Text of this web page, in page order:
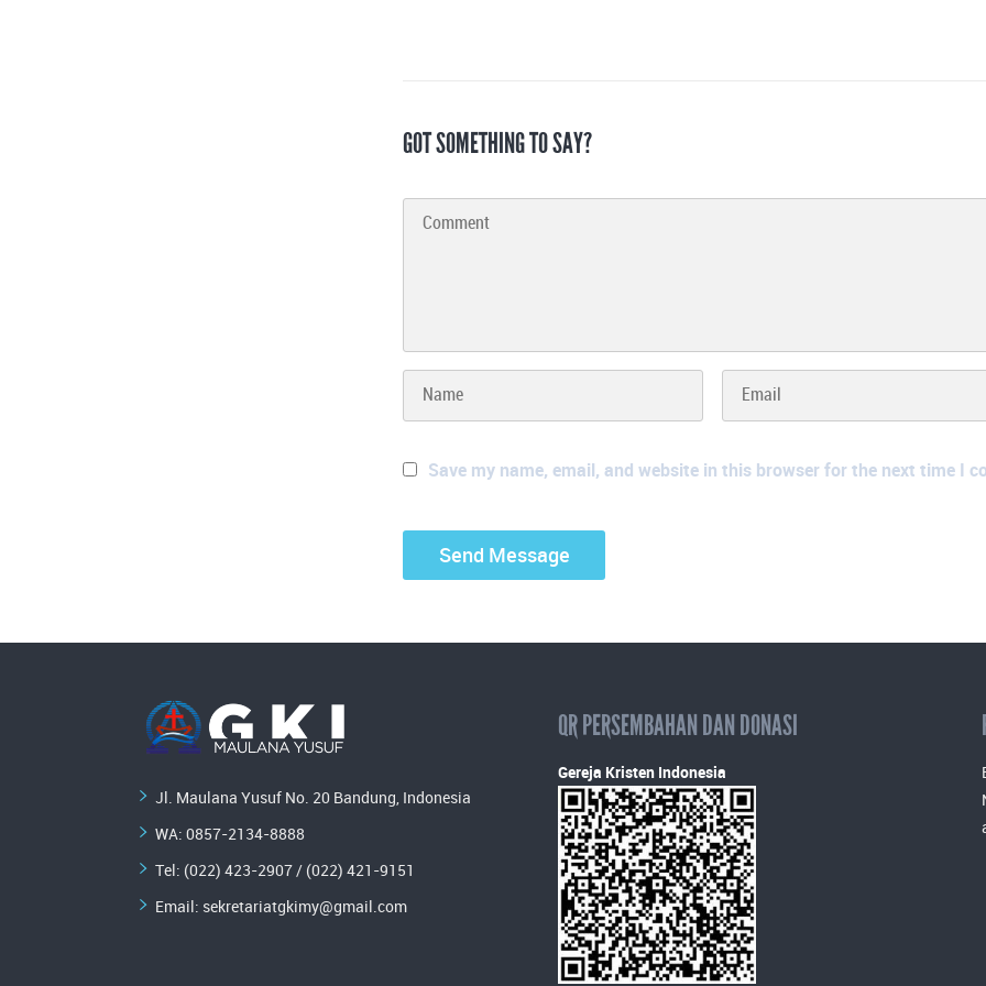
GOT SOMETHING TO SAY?
Save my name, email, and website in this browser for the next time I
Jl. Maulana Yusuf No. 20 Bandung, Indonesia
WA: 0857-2134-8888
Tel: (022) 423-2907 / (022) 421-9151
Email: sekretariatgkimy@gmail.com
QR PERSEMBAHAN DAN DONASI
Gereja Kristen Indonesia